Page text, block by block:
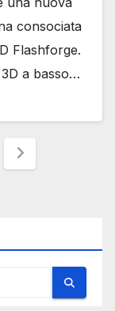
consociata
Flashforge.
3D a basso…